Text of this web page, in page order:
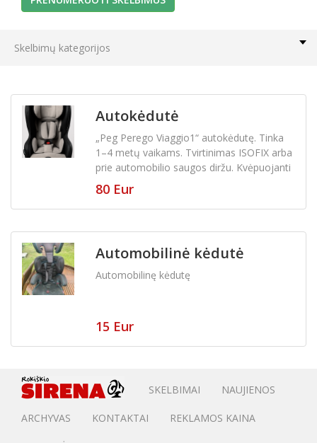
Skelbimų kategorijos
Autokėdutė
„Peg Perego Viaggio1“ autokėdutę. Tinka
1–4 metų vaikams. Tvirtinimas ISOFIX arba
prie automobilio saugos diržu. Kvėpuojanti
medžiaga, šonai odiniai. Naudota kaip
antra kėdutė, todėl būklė labai gera
80 Eur
Automobilinė kėdutė
Automobilinę kėdutę
15 Eur
SKELBIMAI NAUJIENOS
ARCHYVAS KONTAKTAI REKLAMOS KAINA